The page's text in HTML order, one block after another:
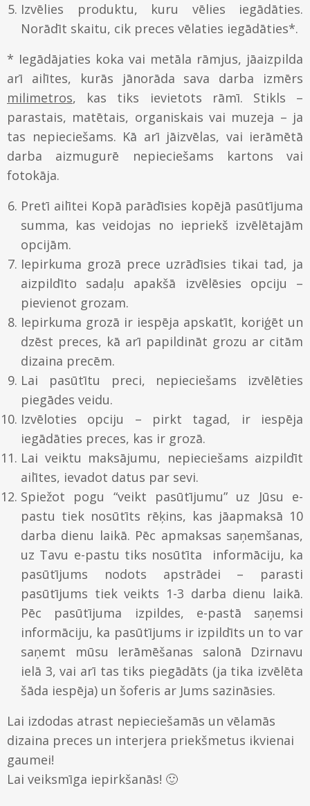
Kā iepirkties
Izvēlies produktu, kuru vēlies iegādāties.
Norādīt skaitu, cik preces vēlaties iegādāties*.
* Iegādājaties koka vai metāla rāmjus, jāaizpilda
arī ailītes, kurās jānorāda sava darba izmērs
milimetros, kas tiks ievietots rāmī. Stikls –
parastais, matētais, organiskais vai muzeja – ja
tas nepieciešams. Kā arī jāizvēlas, vai ierāmētā
darba aizmugurē nepieciešams kartons vai
fotokāja.
Pretī ailītei Kopā parādīsies kopējā pasūtījuma
summa, kas veidojas no iepriekš izvēlētajām
opcijām.
Iepirkuma grozā prece uzrādīsies tikai tad, ja
aizpildīto sadaļu apakšā izvēlēsies opciju –
pievienot grozam.
Iepirkuma grozā ir iespēja apskatīt, koriģēt un
dzēst preces, kā arī papildināt grozu ar citām
dizaina precēm.
Lai pasūtītu preci, nepieciešams izvēlēties
piegādes veidu.
Izvēloties opciju – pirkt tagad, ir iespēja
iegādāties preces, kas ir grozā.
Lai veiktu maksājumu, nepieciešams aizpildīt
ailītes, ievadot datus par sevi.
Spiežot pogu “veikt pasūtījumu” uz Jūsu e-
pastu tiek nosūtīts rēķins, kas jāapmaksā 10
darba dienu laikā. Pēc apmaksas saņemšanas,
uz Tavu e-pastu tiks nosūtīta informāciju, ka
pasūtījums nodots apstrādei – parasti
pasūtījums tiek veikts 1-3 darba dienu laikā.
Pēc pasūtījuma izpildes, e-pastā saņemsi
informāciju, ka pasūtījums ir izpildīts un to var
saņemt mūsu Ierāmēšanas salonā Dzirnavu
ielā 3, vai arī tas tiks piegādāts (ja tika izvēlēta
šāda iespēja) un šoferis ar Jums sazināsies.
Lai izdodas atrast nepieciešamās un vēlamās
dizaina preces un interjera priekšmetus ikvienai
gaumei!
Lai veiksmīga iepirkšanās! 🙂